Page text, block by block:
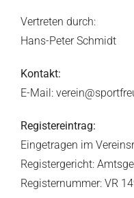
Vertreten durch:
Hans-Peter Schmidt
Kontakt:
E-Mail:
Registereintrag:
Eingetragen im
Registergericht:
Registernummer: VR